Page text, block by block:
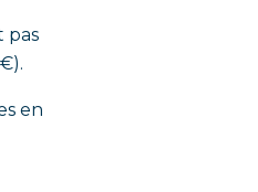
pas
en